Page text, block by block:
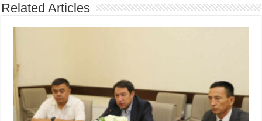
Related Articles